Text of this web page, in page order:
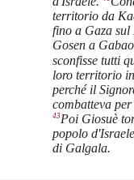
territorio da
fino a Gaza
Gosen a
sconfisse tutti
loro territorio
perché il
combatteva
43Poi Giosuè
popolo
di Galgala.